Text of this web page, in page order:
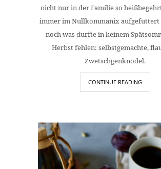
nicht nur in der Familie so
immer im Nullkommanix aufgefuttert
noch was durfte in keinem
Herbst fehlen: selbstgemachte,
Zwetschgenknödel.
CONTINUE READING